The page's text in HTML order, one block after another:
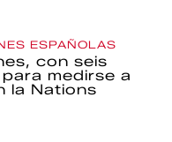
ESPAÑOLAS
con seis
medirse a
la Nations